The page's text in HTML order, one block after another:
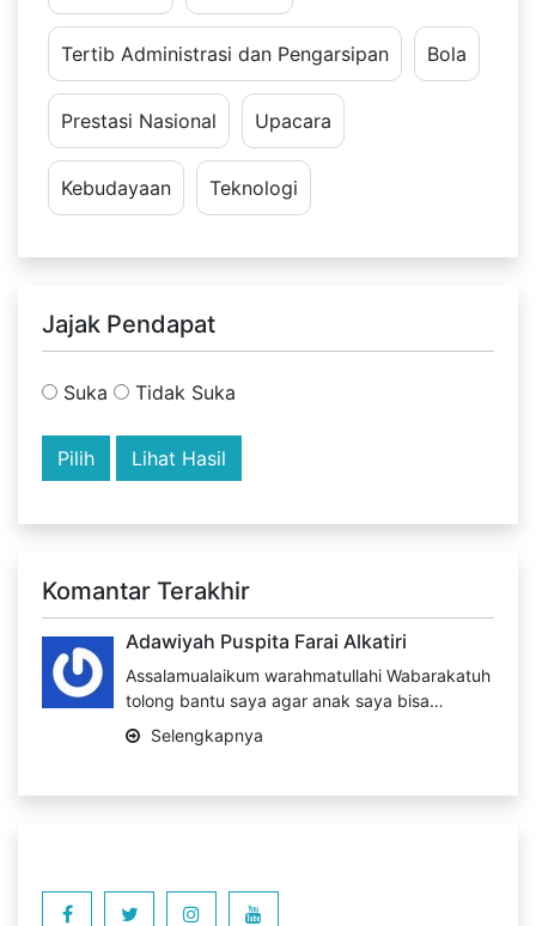
Tertib Administrasi dan Pengarsipan Bola
Prestasi Nasional Upacara
Kebudayaan Teknologi
Jajak Pendapat
Suka Tidak Suka
Lihat Hasil
Komantar Terakhir
Adawiyah Puspita Farai Alkatiri
Assalamualaikum warahmatullahi Wabarakatuh
tolong bantu saya agar anak saya bisa…
Selengkapnya